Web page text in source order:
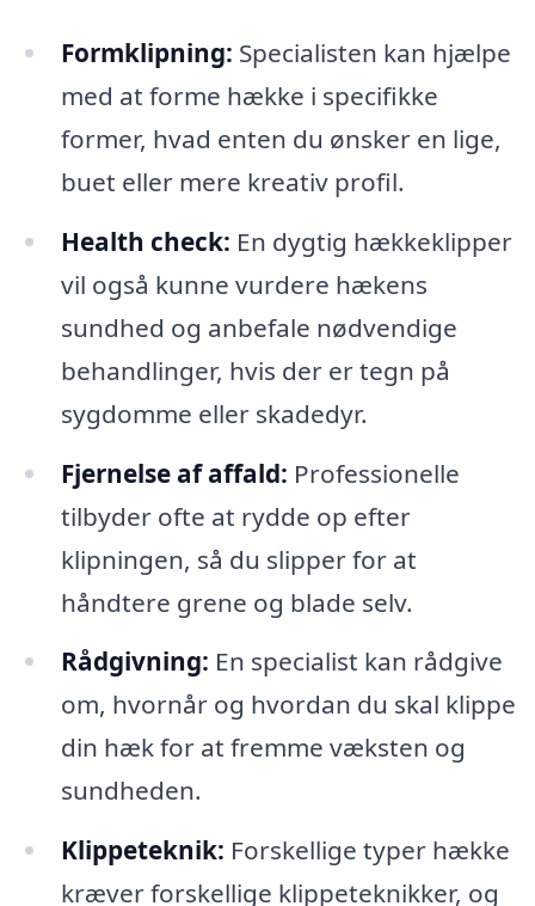
Formklipning: Specialisten kan hjælpe
med at forme hække i specifikke
former, hvad enten du ønsker en lige,
buet eller mere kreativ profil.
Health check: En dygtig hækkeklipper
vil også kunne vurdere hækens
sundhed og anbefale nødvendige
behandlinger, hvis der er tegn på
sygdomme eller skadedyr.
Fjernelse af affald: Professionelle
tilbyder ofte at rydde op efter
klipningen, så du slipper for at
håndtere grene og blade selv.
Rådgivning: En specialist kan rådgive
om, hvornår og hvordan du skal klippe
din hæk for at fremme væksten og
sundheden.
Klippeteknik: Forskellige typer hække
kræver forskellige klippeteknikker, og